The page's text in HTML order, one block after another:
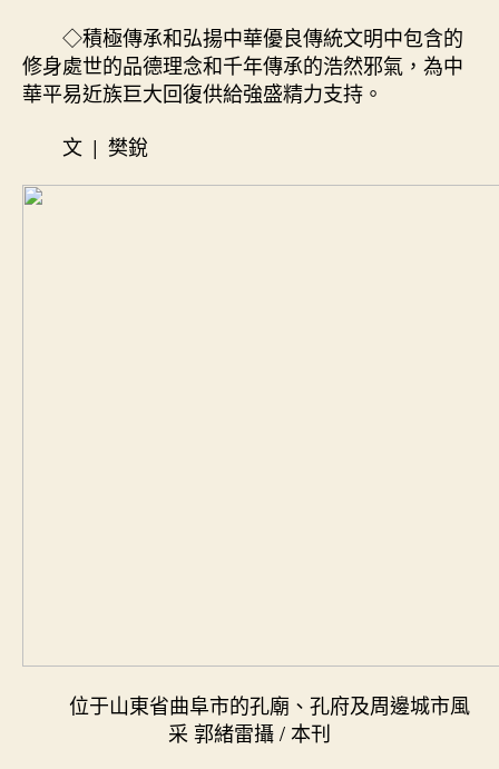
平
總
書
◇積極傳承和弘揚中華優良傳統文明中包含的
修身處世的品德理念和千年傳承的浩然邪氣，為中
華平易近族巨大回復供給強盛精力支持。
文 | 樊銳
位于山東省曲阜市的孔廟、孔府及周邊城市風
采 郭緒雷攝 / 本刊